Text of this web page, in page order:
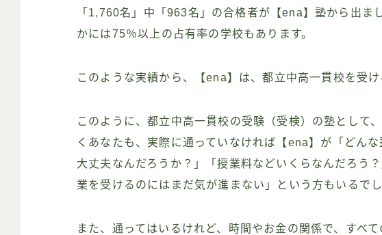
「1,760名」中「963名」の合格者が【ena】塾から出ま
かには75％以上の占有率の学校もあります。
このような実績から、【ena】は、都立中高一貫校を受け
このように、都立中高一貫校の受験（受検）の塾として
くあなたも、実際に通っていなければ【ena】が「どん
大丈夫なんだろうか？」「授業料などいくらなんだろう
業を受けるのにはまだ気が進まない」という方もいるでし
また、通ってはいるけれど、時間やお金の関係で、すべ